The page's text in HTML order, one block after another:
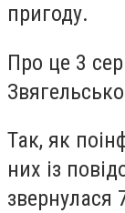
пригоду.
Про це 3
Так, як
них із
звернулася